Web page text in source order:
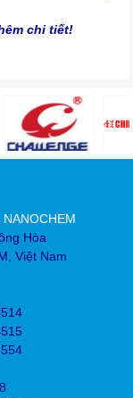
chi tiết!
Hòa
Việt Nam